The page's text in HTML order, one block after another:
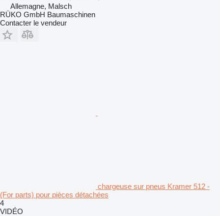
Allemagne, Malsch
RÜKO GmbH Baumaschinen
Contacter le vendeur
chargeuse sur pneus Kramer 512 -
(For parts) pour pièces détachées
4
VIDÉO